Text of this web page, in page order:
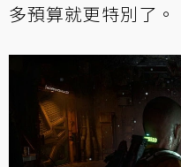
多預算就更特別了。